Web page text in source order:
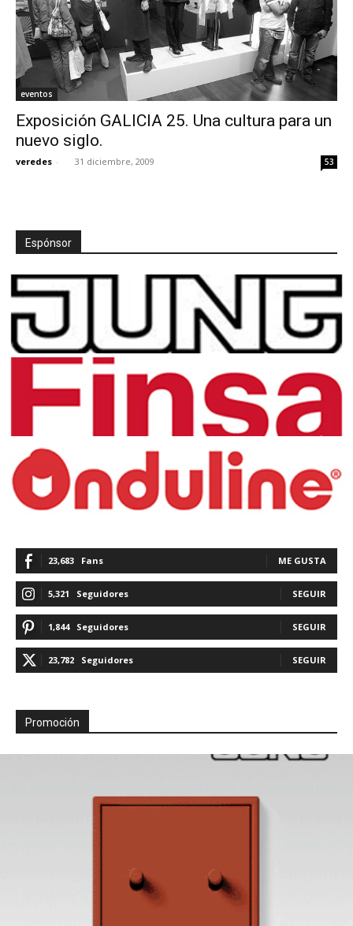
eventos
Exposición GALICIA 25. Una cultura para un
nuevo siglo.
veredes - 31 diciembre, 2009 53
Espónsor
23,683 Fans ME GUSTA
5,321 Seguidores SEGUIR
1,844 Seguidores SEGUIR
23,782 Seguidores SEGUIR
Promoción